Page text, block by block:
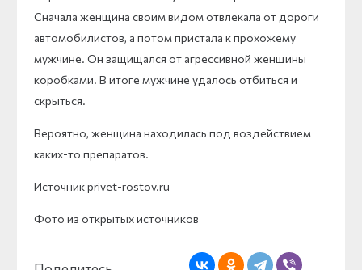
Сначала женщина своим видом отвлекала от дороги
автомобилистов, а потом пристала к прохожему
мужчине. Он защищался от агрессивной женщины
коробками. В итоге мужчине удалось отбиться и
скрыться.
Вероятно, женщина находилась под воздействием
каких-то препаратов.
Источник privet-rostov.ru
Фото из открытых источников